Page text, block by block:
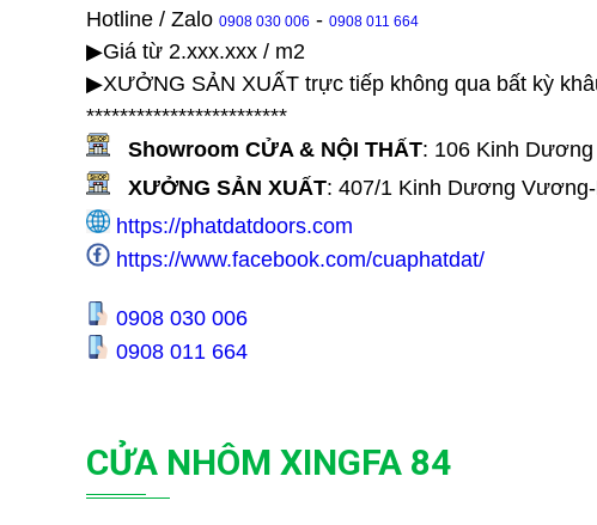
Hotline / Zalo 0908 030 006 - 0908 011 664
▶Giá từ 2.xxx.xxx / m2
▶XƯỞNG SẢN XUẤT trực tiếp không qua bất kỳ
************************
Showroom CỬA & NỘI THẤT: 106 Kinh
XƯỞNG SẢN XUẤT: 407/1 Kinh Dương
https://phatdatdoors.com
https://www.facebook.com/cuaphatdat/
0908 030 006
0908 011 664
CỬA NHÔM XINGFA 84